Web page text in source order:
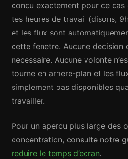
concu exactement pour ce cas
tes heures de travail (disons,
et les flux sont
cette fenetre. Aucune decision
necessaire. Aucune volonte
tourne en arriere-plan et les
simplement pas disponibles
travailler.
Pour un apercu plus large des
concentration, consulte notre
reduire le temps d’ecran.